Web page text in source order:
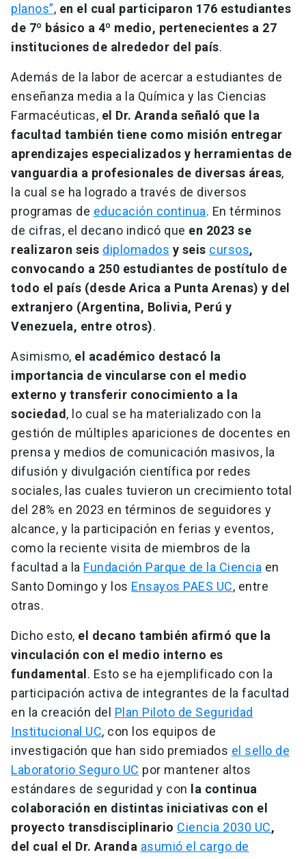
planos”, en el cual participaron 176 estudiantes
de 7º básico a 4º medio, pertenecientes a 27
instituciones de alrededor del país.
Además de la labor de acercar a estudiantes de
enseñanza media a la Química y las Ciencias
Farmacéuticas, el Dr. Aranda señaló que la
facultad también tiene como misión entregar
aprendizajes especializados y herramientas de
vanguardia a profesionales de diversas áreas,
la cual se ha logrado a través de diversos
programas de educación continua. En términos
de cifras, el decano indicó que en 2023 se
realizaron seis diplomados y seis cursos,
convocando a 250 estudiantes de postítulo de
todo el país (desde Arica a Punta Arenas) y del
extranjero (Argentina, Bolivia, Perú y
Venezuela, entre otros).
Asimismo, el académico destacó la
importancia de vincularse con el medio
externo y transferir conocimiento a la
sociedad, lo cual se ha materializado con la
gestión de múltiples apariciones de docentes en
prensa y medios de comunicación masivos, la
difusión y divulgación científica por redes
sociales, las cuales tuvieron un crecimiento total
del 28% en 2023 en términos de seguidores y
alcance, y la participación en ferias y eventos,
como la reciente visita de miembros de la
facultad a la Fundación Parque de la Ciencia en
Santo Domingo y los Ensayos PAES UC, entre
otras.
Dicho esto, el decano también afirmó que la
vinculación con el medio interno es
fundamental. Esto se ha ejemplificado con la
participación activa de integrantes de la facultad
en la creación del Plan Piloto de Seguridad
Institucional UC, con los equipos de
investigación que han sido premiados el sello de
Laboratorio Seguro UC por mantener altos
estándares de seguridad y con la continua
colaboración en distintas iniciativas con el
proyecto transdisciplinario Ciencia 2030 UC,
del cual el Dr. Aranda asumió el cargo de